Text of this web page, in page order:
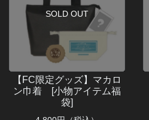
SOLD OUT
【FC限定グッズ】マカロ
ン巾着 [小物アイテム福
袋]